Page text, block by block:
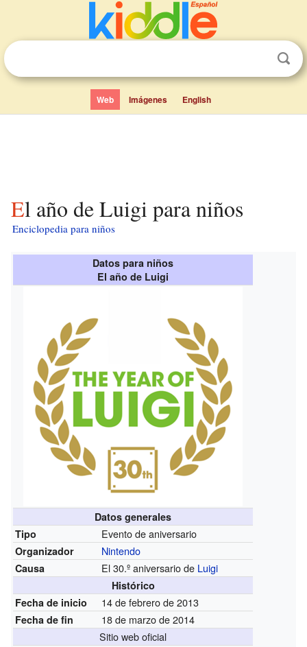
Web Imágenes English
El año de Luigi para niños
Enciclopedia para niños
Datos para niños
El año de Luigi
Datos generales
Tipo
Evento de aniversario
Organizador Nintendo
Causa El 30.º aniversario de Luigi
Histórico
Fecha de inicio
14 de febrero de 2013
Fecha de fin
18 de marzo de 2014
Sitio web oficial